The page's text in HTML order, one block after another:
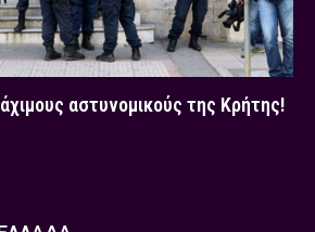
αστυνομικούς της Κρήτης!